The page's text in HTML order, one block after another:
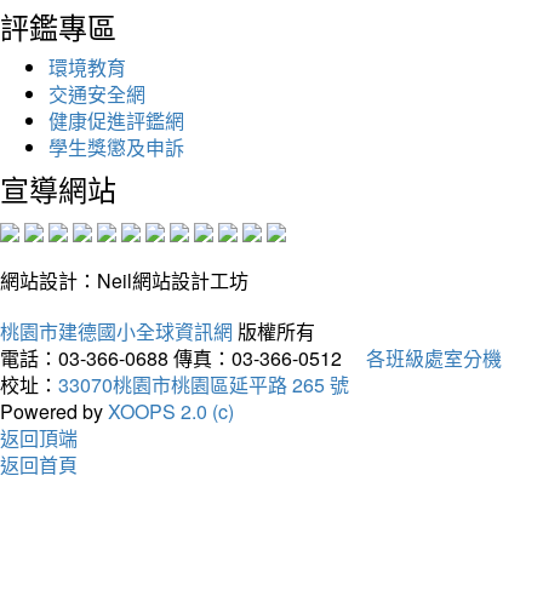
評鑑專區
環境教育
交通安全網
健康促進評鑑網
學生獎懲及申訴
宣導網站
網站設計：Neil網站設計工坊
桃園市建德國小全球資訊網 版權所有
電話：03-366-0688 傳真：03-366-0512
各班級處室分機
校址： 33070桃園市桃園區延平路 265 號
Powered byXOOPS 2.0 (c)
返回頂端
返回首頁